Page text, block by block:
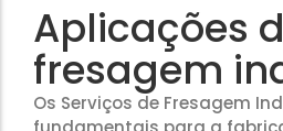
Aplicações
fresagem
Os Serviços de Fresagem